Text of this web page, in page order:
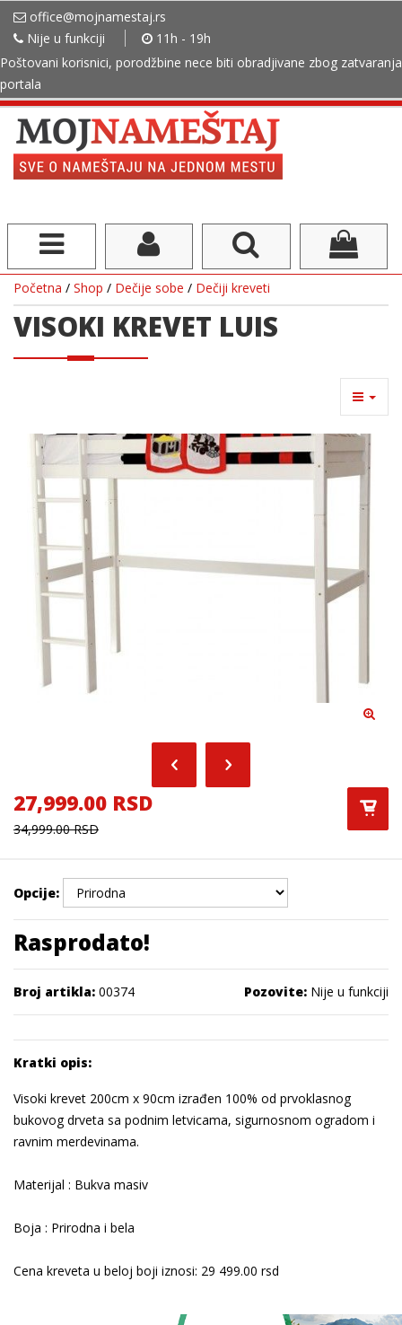
office@mojnamestaj.rs
Nije u funkciji
11h - 19h
Poštovani korisnici, porodžbine nece biti obradjivane zbog zatvaranja
portala
Početna / Shop / Dečije sobe / Dečiji kreveti
VISOKI KREVET LUIS
27,999.00 RSD
34,999.00 RSD
Opcije:
Rasprodato!
Broj artikla: 00374 Pozovite: Nije u funkciji
Kratki opis:
Visoki krevet 200cm x 90cm izrađen 100% od prvoklasnog
bukovog drveta sa podnim letvicama, sigurnosnom ogradom i
ravnim merdevinama.
Materijal : Bukva masiv
Boja : Prirodna i bela
Cena kreveta u beloj boji iznosi: 29 499.00 rsd